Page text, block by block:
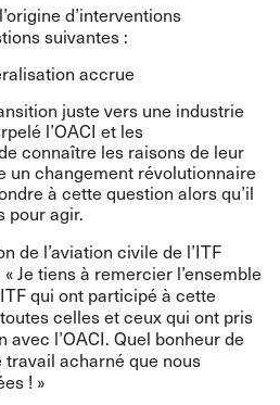
d’interventions
suivantes :
accrue
juste vers une industrie
l’OACI et les
connaître les raisons de leur
un changement révolutionnaire
à cette question alors qu’il
pour agir.
de l’aviation civile de l’ITF
Je tiens à remercier l’ensemble
qui ont participé à cette
celles et ceux qui ont pris
l’OACI. Quel bonheur de
acharné que nous
! »